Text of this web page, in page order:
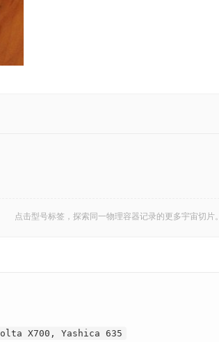
点击型号标签，探索同一物理容器记录的更多宇宙切片。
X700, Yashica 635